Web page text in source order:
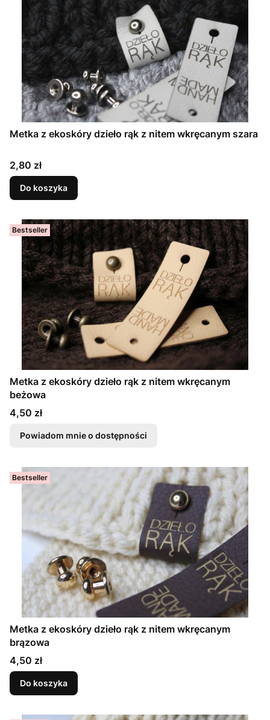
Metka z ekoskóry dzieło rąk z nitem wkręcanym szara
Cena
2,80 zł
Do koszyka
Bestseller
Metka z ekoskóry dzieło rąk z nitem wkręcanym
beżowa
Cena
4,50 zł
Powiadom mnie o dostępności
Bestseller
Metka z ekoskóry dzieło rąk z nitem wkręcanym
brązowa
Cena
4,50 zł
Do koszyka